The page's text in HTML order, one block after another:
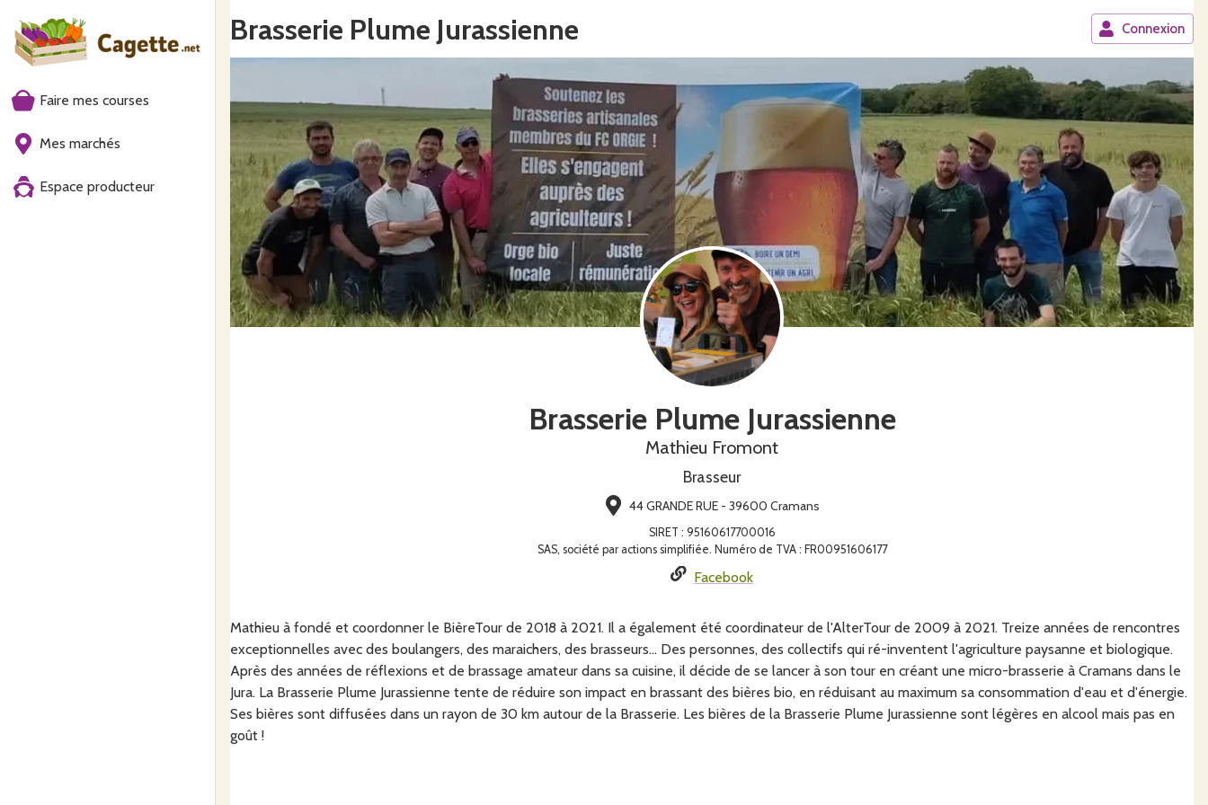
Faire mes courses
Mes marchés
Espace producteur
Brasserie Plume Jurassienne Connexion
Brasserie Plume Jurassienne
Mathieu Fromont
Brasseur
44 GRANDE RUE - 39600 Cramans
SIRET : 95160617700016
SAS, société par actions simplifiée. Numéro de TVA : FR00951606177
Facebook
Mathieu à fondé et coordonner le BièreTour de 2018 à 2021. Il a également été coordinateur de l'AlterTour de 2009 à 2021. Treize années de rencontres
exceptionnelles avec des boulangers, des maraichers, des brasseurs… Des personnes, des collectifs qui ré-inventent l'agriculture paysanne et biologique.
Après des années de réflexions et de brassage amateur dans sa cuisine, il décide de se lancer à son tour en créant une micro-brasserie à Cramans dans le
Jura. La Brasserie Plume Jurassienne tente de réduire son impact en brassant des bières bio, en réduisant au maximum sa consommation d'eau et d'énergie.
Ses bières sont diffusées dans un rayon de 30 km autour de la Brasserie. Les bières de la Brasserie Plume Jurassienne sont légères en alcool mais pas en
goût !